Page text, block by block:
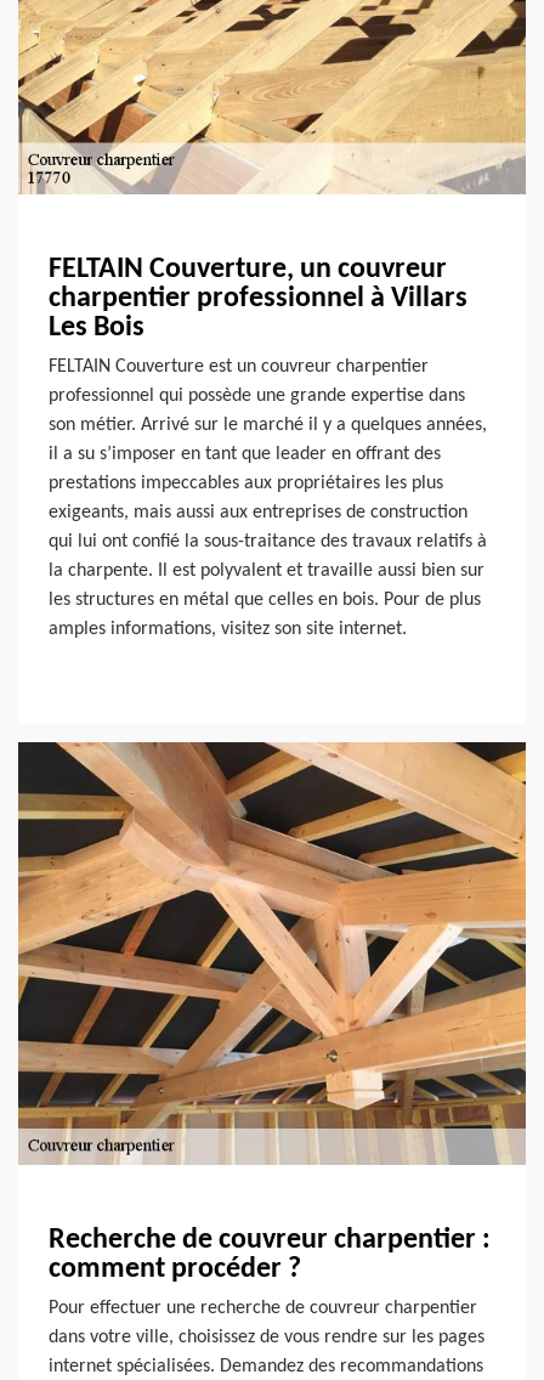
FELTAIN Couverture, un couvreur
charpentier professionnel à Villars
Les Bois
FELTAIN Couverture est un couvreur charpentier
professionnel qui possède une grande expertise dans
son métier. Arrivé sur le marché il y a quelques années,
il a su s’imposer en tant que leader en offrant des
prestations impeccables aux propriétaires les plus
exigeants, mais aussi aux entreprises de construction
qui lui ont confié la sous-traitance des travaux relatifs à
la charpente. Il est polyvalent et travaille aussi bien sur
les structures en métal que celles en bois. Pour de plus
amples informations, visitez son site internet.
Recherche de couvreur charpentier :
comment procéder ?
Pour effectuer une recherche de couvreur charpentier
dans votre ville, choisissez de vous rendre sur les pages
internet spécialisées. Demandez des recommandations